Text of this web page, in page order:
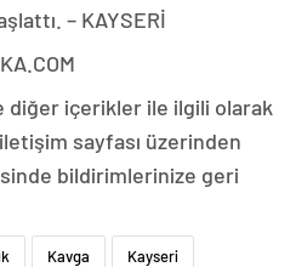
– KAYSERİ
diğer içerikler ile ilgili olarak
sayfası üzerinden
bildirimlerinize geri
Kavga Kayseri